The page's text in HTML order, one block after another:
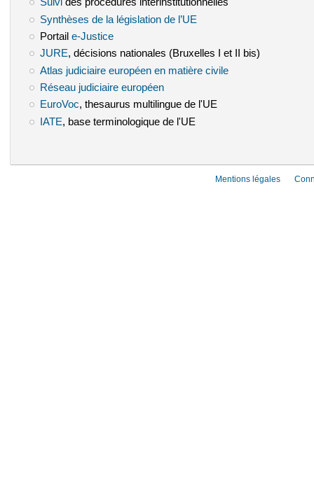
Suivides procédures interinstitutionnelles
Synthèses de la législation de l’UE
Portail e-Justice(le lien est externe)
JURE(le lien est externe)
, décisions nationales (Bruxelles I et II bis)
Atlas judiciaire européen en matière civile(le lien est externe)
Réseau judiciaire européen(le lien est externe)
EuroVoc(le lien est externe)
, thesaurus multilingue de l'UE
IATE (le lien est externe)
, base terminologique de l'UE
Mentions légales